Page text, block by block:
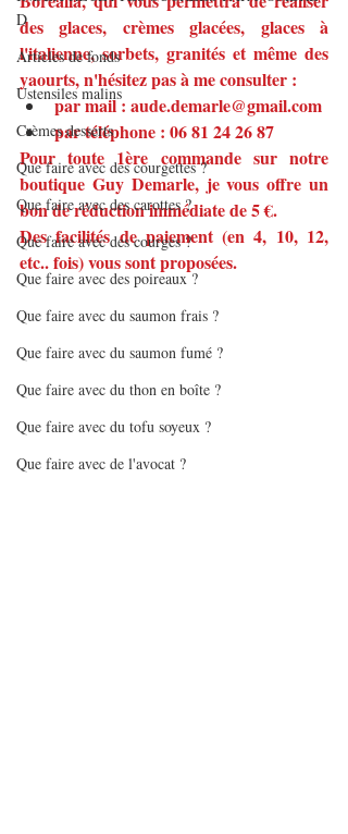
D
Articles de fonds
Ustensiles malins
Crèmes desserts
Que faire avec des courgettes ?
Que faire avec des carottes ?
Que faire avec des courges ?
Que faire avec des poireaux ?
Que faire avec du saumon frais ?
Que faire avec du saumon fumé ?
Que faire avec du thon en boîte ?
Que faire avec du tofu soyeux ?
Que faire avec de l'avocat ?
des glaces, crèmes glacées, glaces à
l'italienne, sorbets, granités et même des
yaourts, n'hésitez pas à me consulter :
par mail : aude.demarle@gmail.com
par téléphone : 06 81 24 26 87
Pour toute 1ère commande sur notre
boutique Guy Demarle, je vous offre un
bon de réduction immédiate de 5 €.
Des facilités de paiement (en 4, 10, 12,
etc.. fois) vous sont proposées.